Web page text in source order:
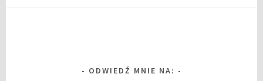
ODWIEDŹ MNIE NA: